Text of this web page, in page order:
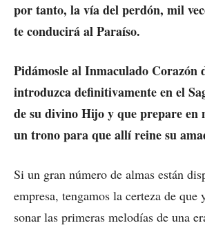
por tanto, la vía del perdón, mil
te conducirá al Paraíso.
Pidámosle al Inmaculado Corazón
introduzca definitivamente en el
de su divino Hijo y que prepare en
un trono para que allí reine su
Si un gran número de almas están
empresa, tengamos la certeza de que
sonar las primeras melodías de una